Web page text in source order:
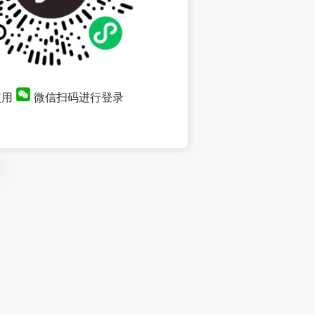
微信扫码进行登录